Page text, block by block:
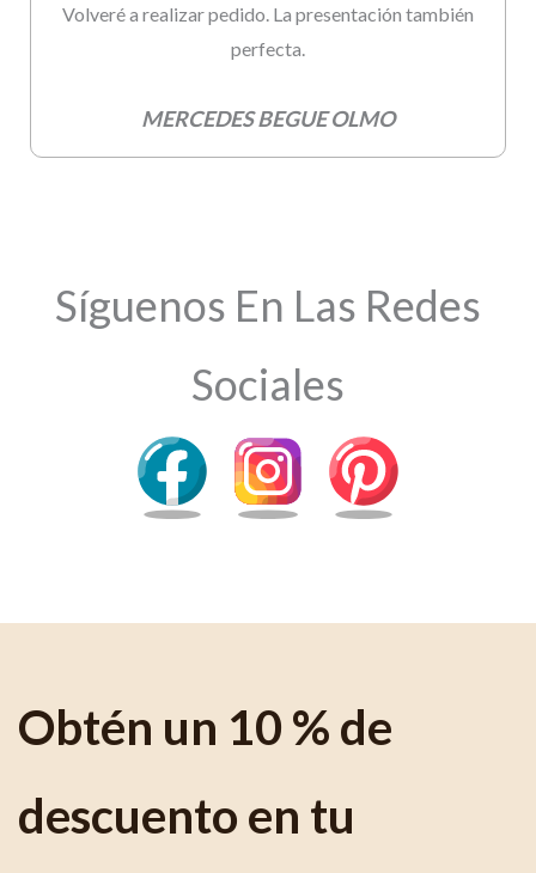
Volveré a realizar pedido. La presentación también
perfecta.
MERCEDES BEGUE OLMO
Síguenos En Las Redes
Sociales
Obtén un 10 % de
descuento en tu